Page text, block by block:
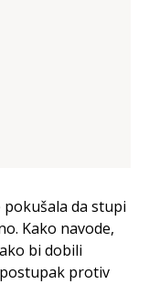
pokušala da stupi
Kako navode,
bi dobili
protiv